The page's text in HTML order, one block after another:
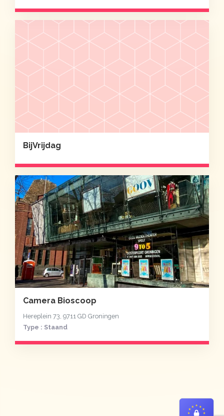
BijVrijdag
Camera Bioscoop
Hereplein 73, 9711 GD Groningen
Type : Staand